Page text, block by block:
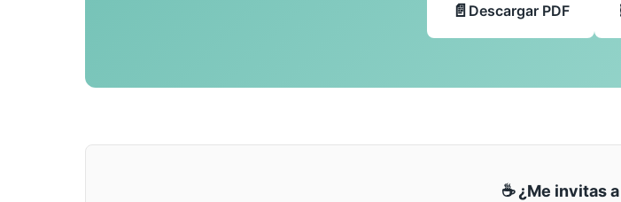
Descargar PDF
☕ ¿Me invitas